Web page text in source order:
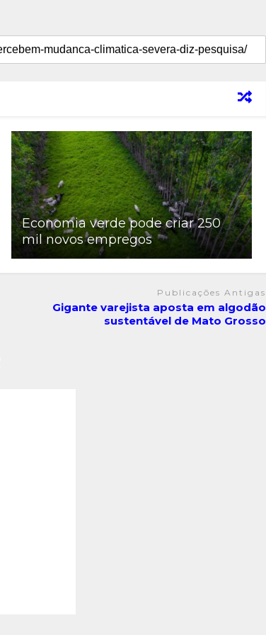
Economia verde pode criar 250
mil novos empregos
Publicações Antigas
Gigante varejista aposta em algodão
sustentável de Mato Grosso